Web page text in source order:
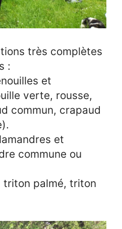
très complètes
:
et
verte, rousse,
commun, crapaud
et
commune ou
triton palmé, triton